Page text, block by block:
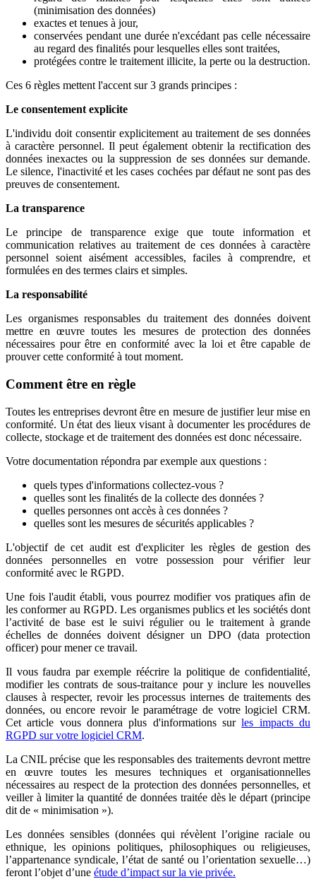
(minimisation des données)
exactes et tenues à jour,
conservées pendant une durée n'excédant pas celle nécessaire
au regard des finalités pour lesquelles elles sont traitées,
protégées contre le traitement illicite, la perte ou la destruction.
Ces 6 règles mettent l'accent sur 3 grands principes :
Le consentement explicite
L'individu doit consentir explicitement au traitement de ses données
à caractère personnel. Il peut également obtenir la rectification des
données inexactes ou la suppression de ses données sur demande.
Le silence, l'inactivité et les cases cochées par défaut ne sont pas des
preuves de consentement.
La transparence
Le principe de transparence exige que toute information et
communication relatives au traitement de ces données à caractère
personnel soient aisément accessibles, faciles à comprendre, et
formulées en des termes clairs et simples.
La responsabilité
Les organismes responsables du traitement des données doivent
mettre en œuvre toutes les mesures de protection des données
nécessaires pour être en conformité avec la loi et être capable de
prouver cette conformité à tout moment.
Comment être en règle
Toutes les entreprises devront être en mesure de justifier leur mise en
conformité. Un état des lieux visant à documenter les procédures de
collecte, stockage et de traitement des données est donc nécessaire.
Votre documentation répondra par exemple aux questions :
quels types d'informations collectez-vous ?
quelles sont les finalités de la collecte des données ?
quelles personnes ont accès à ces données ?
quelles sont les mesures de sécurités applicables ?
L'objectif de cet audit est d'expliciter les règles de gestion des
données personnelles en votre possession pour vérifier leur
conformité avec le RGPD.
Une fois l'audit établi, vous pourrez modifier vos pratiques afin de
les conformer au RGPD. Les organismes publics et les sociétés dont
l’activité de base est le suivi régulier ou le traitement à grande
échelles de données doivent désigner un DPO (data protection
officer) pour mener ce travail.
Il vous faudra par exemple réécrire la politique de confidentialité,
modifier les contrats de sous-traitance pour y inclure les nouvelles
clauses à respecter, revoir les processus internes de traitements des
données, ou encore revoir le paramétrage de votre logiciel CRM.
Cet article vous donnera plus d'informations surles impacts du
RGPD sur votre logiciel CRM.
La CNIL précise que les responsables des traitements devront mettre
en œuvre toutes les mesures techniques et organisationnelles
nécessaires au respect de la protection des données personnelles, et
veiller à limiter la quantité de données traitée dès le départ (principe
dit de « minimisation »).
Les données sensibles (données qui révèlent l’origine raciale ou
ethnique, les opinions politiques, philosophiques ou religieuses,
l’appartenance syndicale, l’état de santé ou l’orientation sexuelle…)
feront l’objet d’une étude d’impact sur la vie privée.